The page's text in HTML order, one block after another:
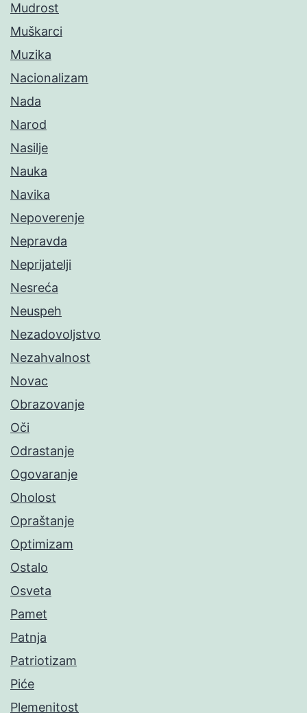
Mudrost
Muškarci
Muzika
Nacionalizam
Nada
Narod
Nasilje
Nauka
Navika
Nepoverenje
Nepravda
Neprijatelji
Nesreća
Neuspeh
Nezadovoljstvo
Nezahvalnost
Novac
Obrazovanje
Oči
Odrastanje
Ogovaranje
Oholost
Opraštanje
Optimizam
Ostalo
Osveta
Pamet
Patnja
Patriotizam
Piće
Plemenitost